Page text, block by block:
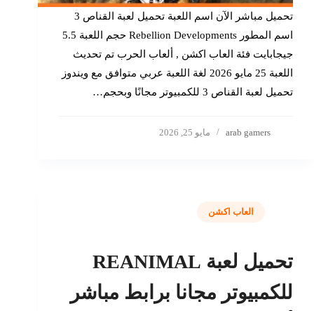
تحميل مباشر الآن اسم اللعبة تحميل لعبة القناص 3
اسم المطور Rebellion Developments حجم اللعبة 5.5
جيجابايت فئة العاب اكشن , ألعاب الحرب تم تحديث
اللعبة 25 مايو 2026 لغة اللعبة عربي متوافق مع ويندوز
تحميل لعبة القناص 3 للكمبيوتر مجانًا وبحجم…
arab gamers مايو 25, 2026
العاب اكشن
تحميل لعبة REANIMAL
للكمبيوتر مجانا برابط مباشر